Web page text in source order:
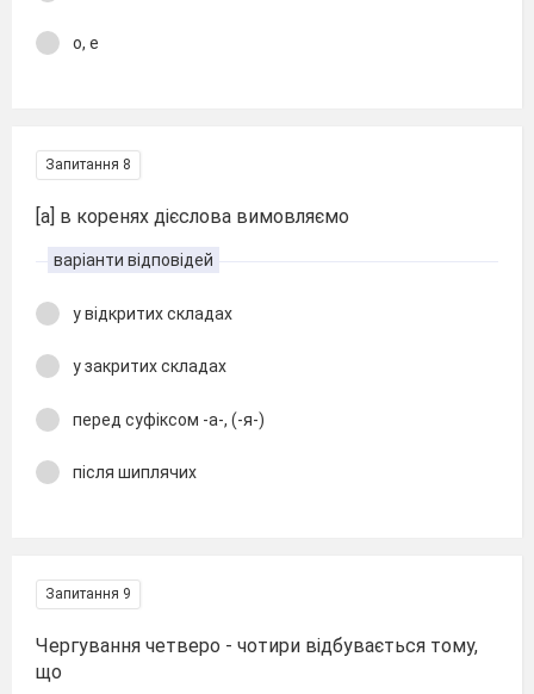
о, е
Запитання 8
[а] в коренях дієслова вимовляємо
варіанти відповідей
у відкритих складах
у закритих складах
перед суфіксом -а-, (-я-)
після шиплячих
Запитання 9
Чергування четверо - чотири відбувається тому,
що